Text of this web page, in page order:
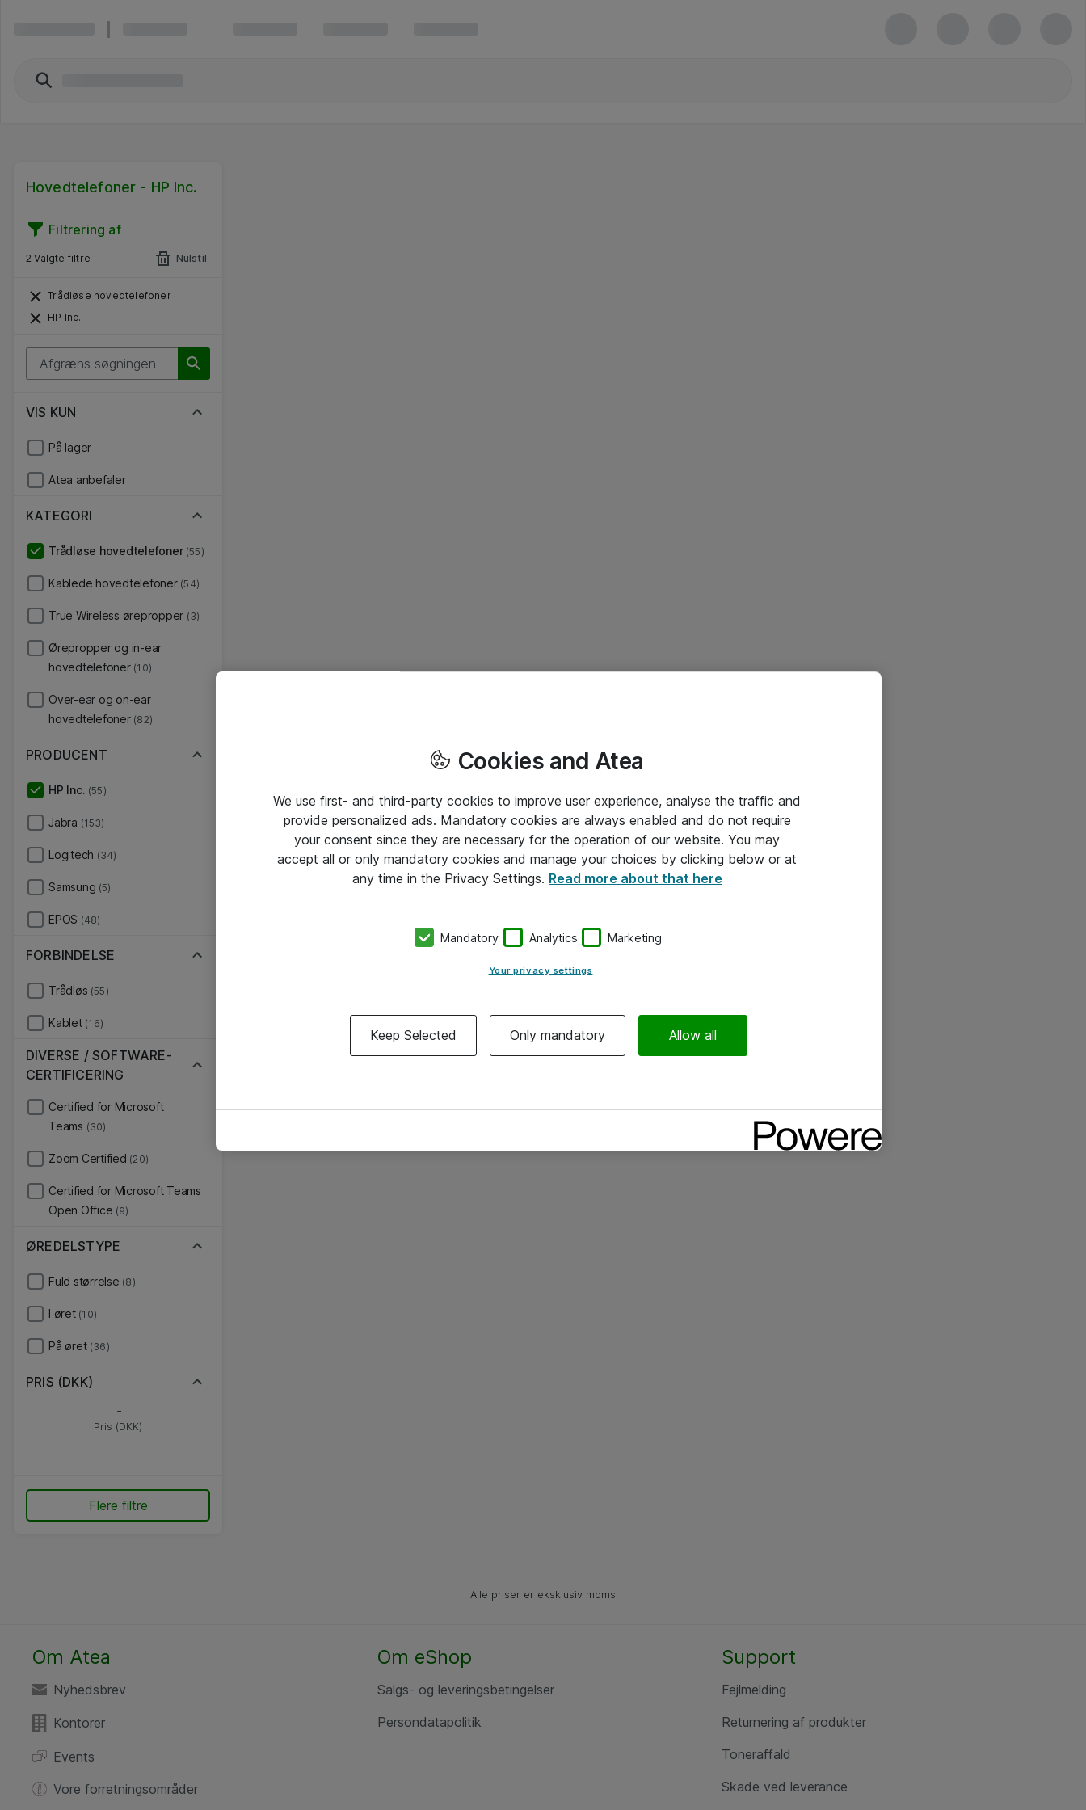
Hovedtelefoner - HP Inc.
Filtrering af
2 Valgte filtre Nulstil
Trådløse hovedtelefoner
HP Inc.
VIS KUN
På lager
Atea anbefaler
KATEGORI
Trådløse hovedtelefoner (55)
Kablede hovedtelefoner (54)
True Wireless ørepropper (3)
Ørepropper og in-ear
hovedtelefoner (10)
Over-ear og on-ear
hovedtelefoner (82)
PRODUCENT
HP Inc. (55)
Jabra (153)
Logitech (34)
Samsung (5)
EPOS (48)
FORBINDELSE
Trådløs (55)
Kablet (16)
DIVERSE / SOFTWARE-
CERTIFICERING
Certified for Microsoft
Teams (30)
Zoom Certified (20)
Certified for Microsoft Teams
Open Office (9)
ØREDELSTYPE
Fuld størrelse (8)
I øret (10)
På øret (36)
PRIS (DKK)
-
Pris (DKK)
Flere filtre
Alle priser er eksklusiv moms
Om Atea
Nyhedsbrev
Kontorer
Events
Vore forretningsområder
Om eShop
Salgs- og leveringsbetingelser
Persondatapolitik
Support
Fejlmelding
Returnering af produkter
Toneraffald
Skade ved leverance
Cookies and Atea
We use first- and third-party cookies to improve user experience, analyse the traffic and
provide personalized ads. Mandatory cookies are always enabled and do not require
your consent since they are necessary for the operation of our website. You may
accept all or only mandatory cookies and manage your choices by clicking below or at
any time in the Privacy Settings. Read more about that here
Mandatory Analytics Marketing
Your privacy settings
Keep Selected Only mandatory Allow all